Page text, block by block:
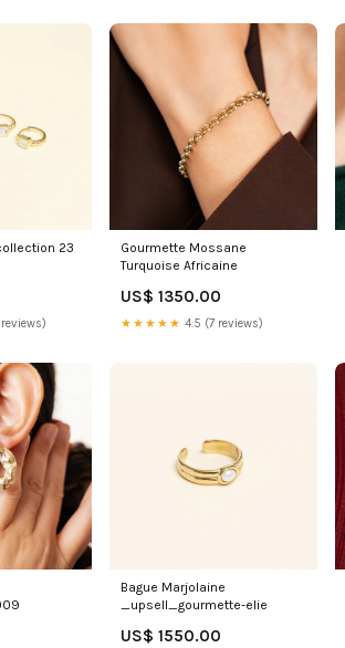
23
Gourmette Mossane
Turquoise Africaine
US$ 1350.00
★★★★★ 4.5 (7 reviews)
Bague Marjolaine
_upsell_gourmette-elie
US$ 1550.00